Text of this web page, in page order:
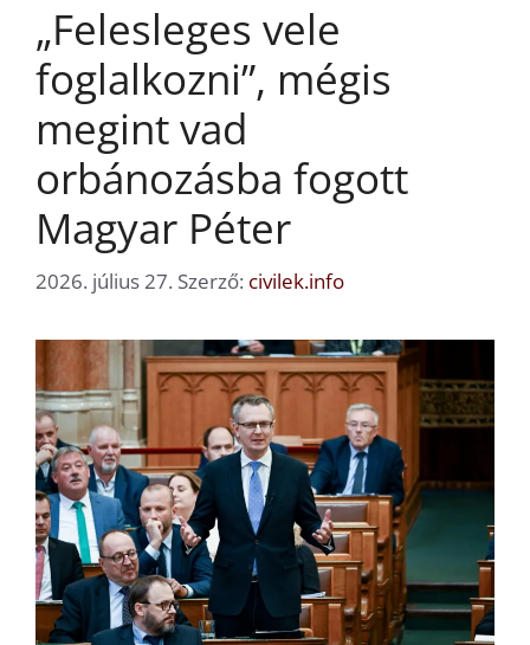
„Felesleges vele
foglalkozni”, mégis
megint vad
orbánozásba fogott
Magyar Péter
2026. július 27. Szerző: civilek.info